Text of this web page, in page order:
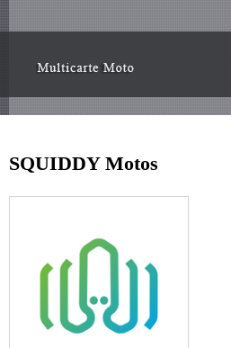
SQUIDDY Motos